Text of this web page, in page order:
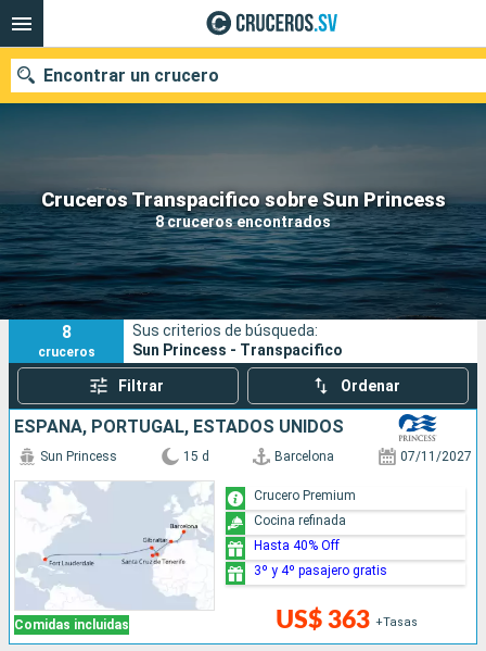
Cruceros Transpacifico sobre Sun Princess
8 cruceros encontrados
Encontrar un crucero
Nuestros destinos
Fecha de salida
Puertos Compañías
Buscar
8
cruceros
Sus criterios de búsqueda:
Sun Princess - Transpacifico
Filtrar Ordenar
ESPAÑA, PORTUGAL, ESTADOS UNIDOS
Comidas incluidas
Sun Princess 15 d Barcelona 07/11/2027
US$ 363 +Tasas
Crucero Premium
Cocina refinada
Hasta 40% Off
3º y 4º pasajero gratis